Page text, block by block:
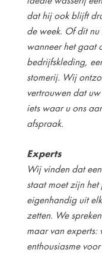
dat hij ook blijft
de week. Of dit
wanneer het gaat
bedrijfskleding,
stomerij. Wij
vertrouwen dat
iets waar u ons
afspraak.
Experts
Wij vinden dat
staat moet zijn
eigenhandig uit
zetten. We
maar van experts:
enthousiasme